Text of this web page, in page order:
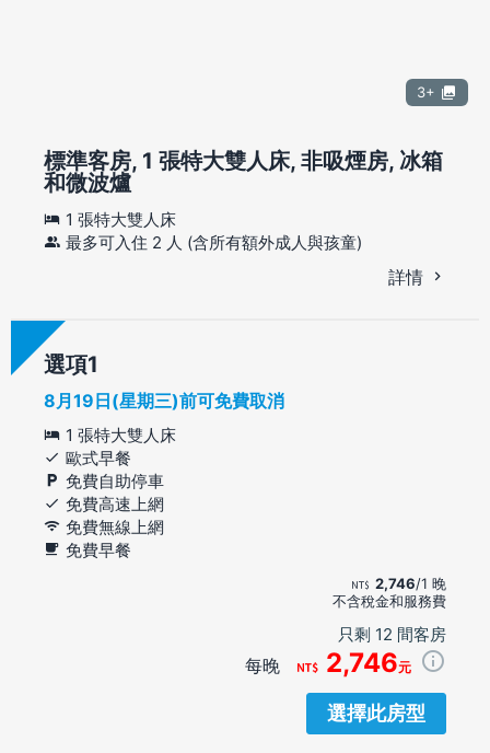
3+
標準客房, 1 張特大雙人床, 非吸煙房, 冰箱
和微波爐
1 張特大雙人床
最多可入住 2 人 (含所有額外成人與孩童)
詳情
選項
8月19日(星期三)前可免費取消
1 張特大雙人床
歐式早餐
免費自助停車
免費高速上網
免費無線上網
免費早餐
2,746/1 晚
不含稅金和服務費
只剩 12 間客房
每晚 2,746元
選擇此房型